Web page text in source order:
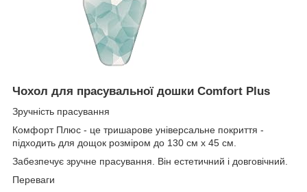
Чохол для прасувальної дошки Comfort Plus
Зручність прасування
Комфорт Плюс - це тришарове універсальне покриття -
підходить для дощок розміром до 130 см х 45 см.
Забезпечує зручне прасування. Він естетичний і довговічний.
Переваги